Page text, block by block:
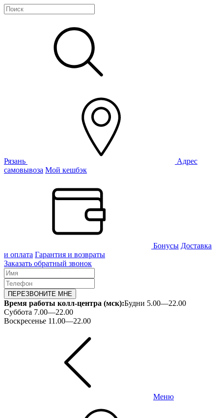
Рязань
Адрес
самовывоза Мой кешбэк
Бонусы Доставка
и оплата Гарантия и возвраты
Заказать обратный звонок
ПЕРЕЗВОНИТЕ МНЕ
Время работы колл-центра (мск):Будни 5.00—22.00
Суббота 7.00—22.00
Воскресенье 11.00—22.00
Меню